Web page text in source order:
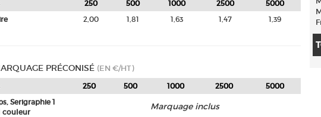
250 500 1000 2500
5000
2,00 1,81 1,63 1,47 1,39
PRÉCONISÉ (EN €/HT)
250 500 1000 2500
5000
Serigraphie 1
couleur
Marquage inclus